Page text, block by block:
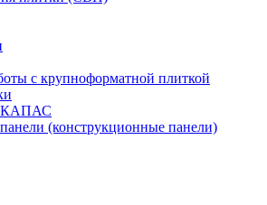
с крупноформатной плиткой
КАПАС
(конструкционные панели)